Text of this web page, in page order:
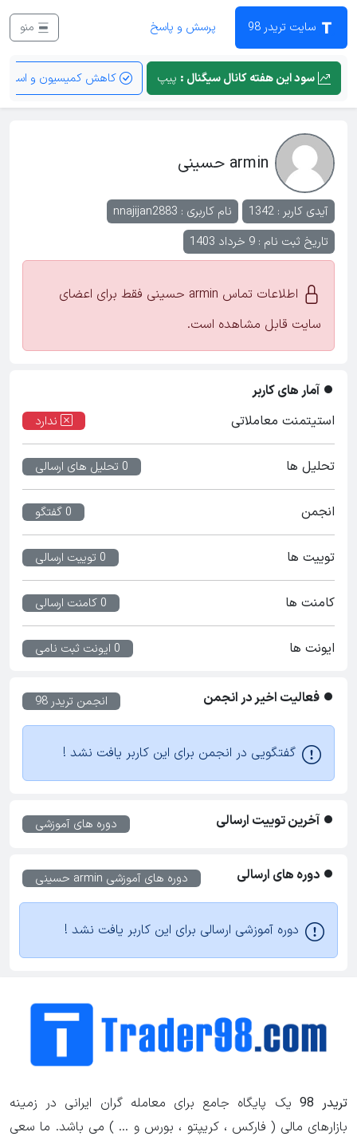
سایت تریدر 98 پرسش و پاسخ
سود این هفته کانال سیگنال : پیپ کاهش کمیسیون و اسپرد
armin حسینی
آیدی کاربر : 1342 نام کاربری : nnajijan2883
تاریخ ثبت نام : 9 خرداد 1403
اطلاعات تماس armin حسینی فقط برای اعضای
سایت قابل مشاهده است.
آمار های کاربر
استیتمنت معاملاتی
ندارد
تحلیل ها 0 تحلیل های ارسالی
انجمن 0 گفتگو
توییت ها 0 توییت ارسالی
کامنت ها 0 کامنت ارسالی
ایونت ها 0 ایونت ثبت نامی
فعالیت اخیر در انجمن انجمن تریدر 98
گفتگویی در انجمن برای این کاربر یافت نشد !
آخرین توییت ارسالی دوره های آموزشی
دوره های ارسالی دوره های آموزشی armin حسینی
دوره آموزشی ارسالی برای این کاربر یافت نشد !
تریدر 98
یک پایگاه جامع برای معامله گران ایرانی در زمینه
بازارهای مالی ( فارکس ، کریپتو ، بورس و ... ) می باشد. ما سعی